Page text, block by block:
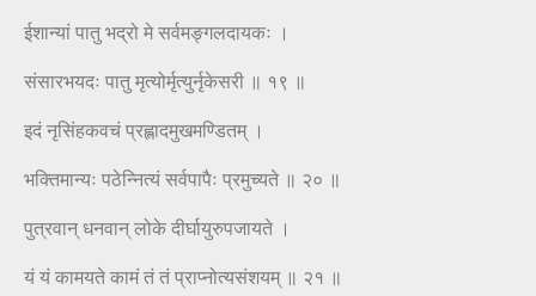
ईशान्यां पातु भद्रो मे सर्वमङ्गलदायकः ।
संसारभयदः पातु मृत्योर्मृत्युर्नृकेसरी ॥ १९ ॥
इदं नृसिंहकवचं प्रह्लादमुखमण्डितम् ।
भक्तिमान्यः पठेन्नित्यं सर्वपापैः प्रमुच्यते ॥ २० ॥
पुत्रवान् धनवान् लोके दीर्घायुरुपजायते ।
यं यं कामयते कामं तं तं प्राप्नोत्यसंशयम् ॥ २१ ॥